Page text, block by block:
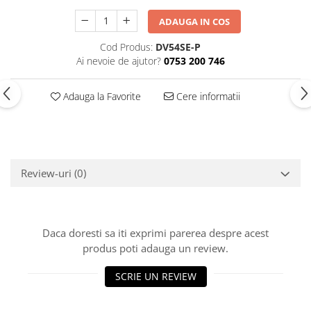
ADAUGA IN COS
Cod Produs: DV54SE-P
Ai nevoie de ajutor? 0753 200 746
Adauga la Favorite Cere informatii
Review-uri (0)
Daca doresti sa iti exprimi parerea despre acest
produs poti adauga un review.
SCRIE UN REVIEW